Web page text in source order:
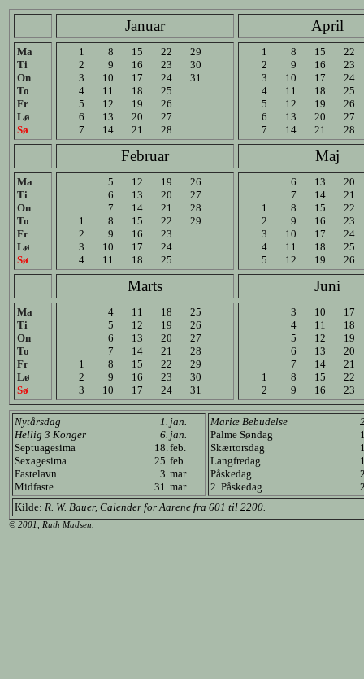
Januar April
Ma
Ti
On
To
Fr
Lø
Sø
1
2
3
4
5
6
7
8
9
10
11
12
13
14
15
16
17
18
19
20
21
22
23
24
25
26
27
28
29
30
31
1
2
3
4
5
6
7
8
9
10
11
12
13
14
15
16
17
18
19
20
21
22
23
24
25
26
27
28
Februar Maj
Ma
Ti
On
To
Fr
Lø
Sø
1
2
3
4
5
6
7
8
9
10
11
12
13
14
15
16
17
18
19
20
21
22
23
24
25
26
27
28
29
1
2
3
4
5
6
7
8
9
10
11
12
13
14
15
16
17
18
19
20
21
22
23
24
25
26
Marts Juni
Ma
Ti
On
To
Fr
Lø
Sø
1
2
3
4
5
6
7
8
9
10
11
12
13
14
15
16
17
18
19
20
21
22
23
24
25
26
27
28
29
30
31
1
2
3
4
5
6
7
8
9
10
11
12
13
14
15
16
17
18
19
20
21
22
23
Nytårsdag
Hellig 3 Konger
Septuagesima
Sexagesima
Fastelavn
Midfaste
1.
6.
18.
25.
3.
31.
jan.
jan.
feb.
feb.
mar.
mar.
Mariæ Bebudelse
Palme Søndag
Skærtorsdag
Langfredag
Påskedag
2. Påskedag
Kilde: R. W. Bauer, Calender for Aarene fra 601 til 2200.
© 2001, Ruth Madsen.